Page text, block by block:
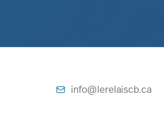
 info@lerelaiscb.ca